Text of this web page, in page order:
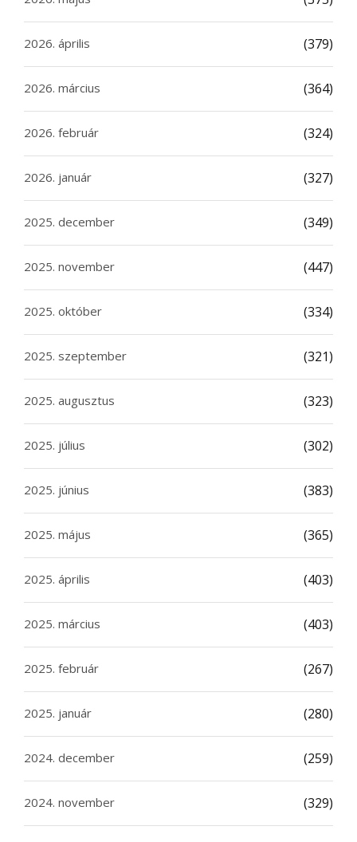
2026. április (379)
2026. március (364)
2026. február (324)
2026. január (327)
2025. december (349)
2025. november (447)
2025. október (334)
2025. szeptember (321)
2025. augusztus (323)
2025. július (302)
2025. június (383)
2025. május (365)
2025. április (403)
2025. március (403)
2025. február (267)
2025. január (280)
2024. december (259)
2024. november (329)